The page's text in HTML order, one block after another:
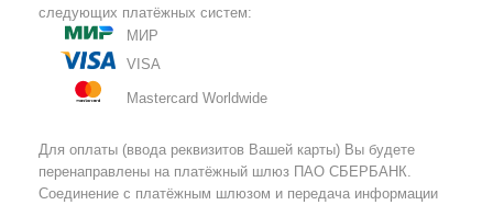
следующих платёжных систем:
МИР
VISA
Mastercard Worldwide
Для оплаты (ввода реквизитов Вашей карты) Вы будете
перенаправлены на платёжный шлюз ПАО СБЕРБАНК.
Соединение с платёжным шлюзом и передача информации